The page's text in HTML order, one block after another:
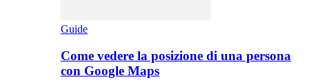
Guide
Come vedere la posizione di una persona
con Google Maps